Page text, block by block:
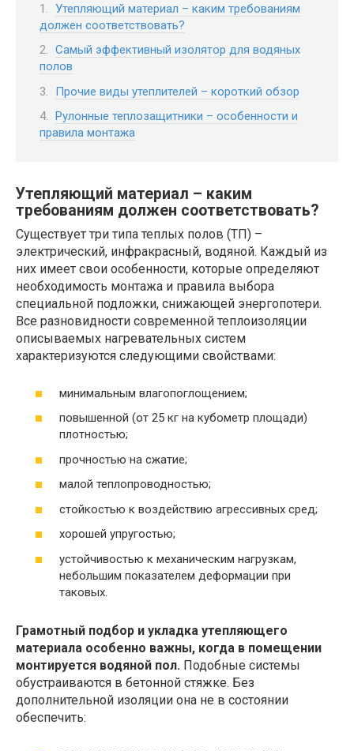
Утепляющий материал – каким требованиям
должен соответствовать?
Самый эффективный изолятор для водяных
полов
Прочие виды утеплителей – короткий обзор
Рулонные теплозащитники – особенности и
правила монтажа
Утепляющий материал – каким
требованиям должен соответствовать?
Существует три типа теплых полов (ТП) –
электрический, инфракрасный, водяной. Каждый из
них имеет свои особенности, которые определяют
необходимость монтажа и правила выбора
специальной подложки, снижающей энергопотери.
Все разновидности современной теплоизоляции
описываемых нагревательных систем
характеризуются следующими свойствами:
минимальным влагопоглощением;
повышенной (от 25 кг на кубометр площади)
плотностью;
прочностью на сжатие;
малой теплопроводностью;
стойкостью к воздействию агрессивных сред;
хорошей упругостью;
устойчивостью к механическим нагрузкам,
небольшим показателем деформации при
таковых.
Грамотный подбор и укладка утепляющего
материала особенно важны, когда в помещении
монтируется водяной пол. Подобные системы
обустраиваются в бетонной стяжке. Без
дополнительной изоляции она не в состоянии
обеспечить: